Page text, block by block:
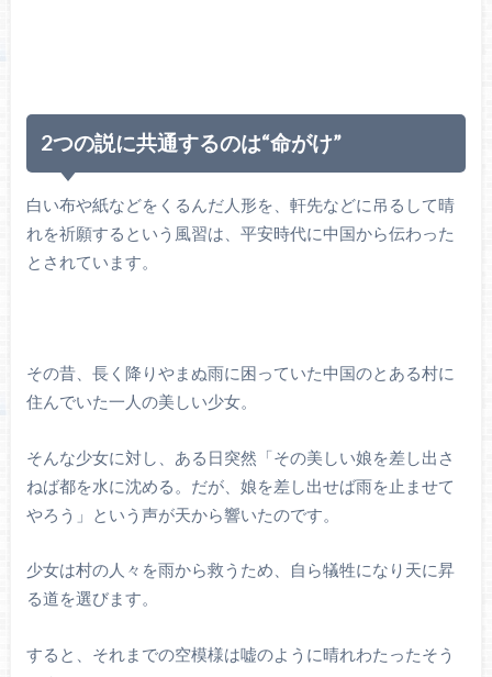
2つの説に共通するのは“命がけ”
白い布や紙などをくるんだ人形を、軒先などに吊るして晴
れを祈願するという風習は、平安時代に中国から伝わった
とされています。
その昔、長く降りやまぬ雨に困っていた中国のとある村に
住んでいた一人の美しい少女。
そんな少女に対し、ある日突然「その美しい娘を差し出さ
ねば都を水に沈める。だが、娘を差し出せば雨を止ませて
やろう」という声が天から響いたのです。
少女は村の人々を雨から救うため、自ら犠牲になり天に昇
る道を選びます。
すると、それまでの空模様は嘘のように晴れわたったそう